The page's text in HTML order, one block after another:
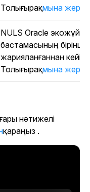
Толығырақмына
NULS Oracle
бастамасының
жарияланғаннан кейін
Толығырақмына
нәтижелі
қараңыз .